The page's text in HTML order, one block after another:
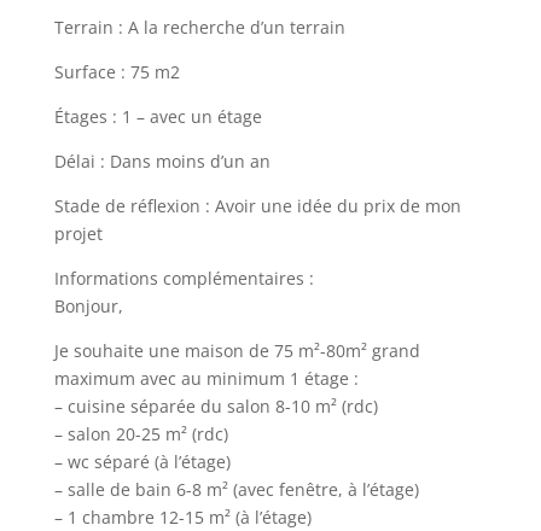
Terrain : A la recherche d’un terrain
Surface : 75 m2
Étages : 1 – avec un étage
Délai : Dans moins d’un an
Stade de réflexion : Avoir une idée du prix de mon
projet
Informations complémentaires :
Bonjour,
Je souhaite une maison de 75 m²-80m² grand
maximum avec au minimum 1 étage :
– cuisine séparée du salon 8-10 m² (rdc)
– salon 20-25 m² (rdc)
– wc séparé (à l’étage)
– salle de bain 6-8 m² (avec fenêtre, à l’étage)
– 1 chambre 12-15 m² (à l’étage)